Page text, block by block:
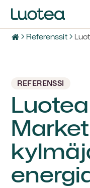
Referenssit
REFERENSSI